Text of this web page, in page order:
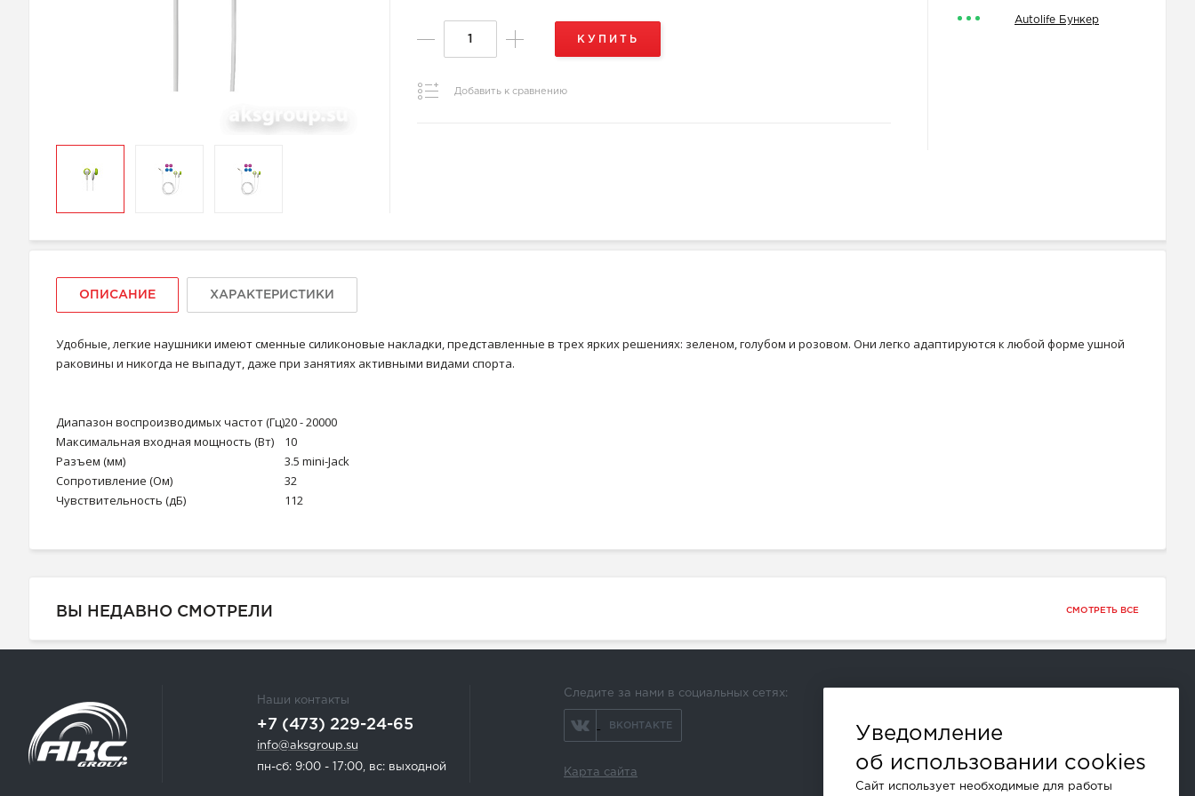
КУПИТЬ
Добавить к сравнению
Autolife Бункер
ОПИСАНИЕ ХАРАКТЕРИСТИКИ
Удобные, легкие наушники имеют сменные силиконовые накладки, представленные в трех ярких решениях: зеленом, голубом и розовом. Они легко адаптируются к любой форме ушной
раковины и никогда не выпадут, даже при занятиях активными видами спорта.
Диапазон воспроизводимых частот (Гц)20 - 20000
Максимальная входная мощность (Вт)
10
Разъем (мм)
3.5 mini-Jack
Сопротивление (Ом)
32
Чувствительность (дБ)
112
ВЫ НЕДАВНО СМОТРЕЛИ СМОТРЕТЬ ВСЕ
Наши контакты
+7 (473) 229-24-65
info@aksgroup.su
пн-сб: 9:00 - 17:00, вс: выходной
Следите за нами в социальных сетях:
ВКОНТАКТЕ
Карта сайта
и другие
Уведомление
об использовании cookies
Сайт использует необходимые для работы